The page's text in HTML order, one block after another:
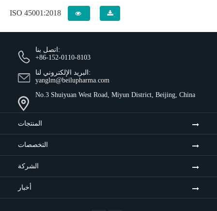
ISO 45001:2018
اتصل بنا:
+86-152-0110-8103
البريد الإلكتروني لنا:
yanglm@beilupharma.com
No.3 Shuiyuan West Road, Miyun District, Beijing, China
المنتجات
التخصصات
الشركة
أخبار